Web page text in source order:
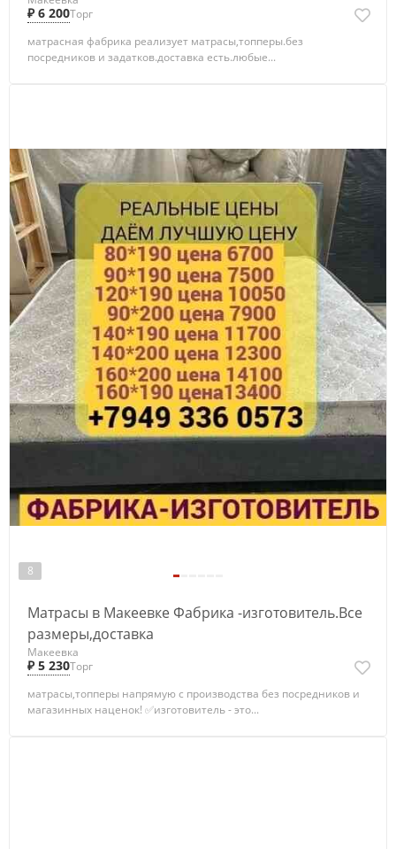
₽ 6 200Торг
матрасная фабрика реализует матрасы,топперы.без
посредников и задатков.доставка есть.любые...
8
Матрасы в Макеевке Фабрика -изготовитель.Все
размеры,доставка
Макеевка
₽ 5 230Торг
матрасы,топперы напрямую с производства без посредников и
магазинных наценок! ✅изготовитель - это...